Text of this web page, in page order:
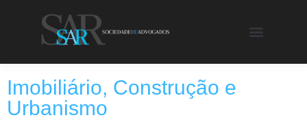
Imobiliário, Construção e
Urbanismo